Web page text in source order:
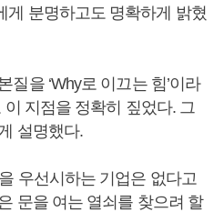
게 분명하고도 명확하게 밝혔
질을 ‘Why로 이끄는 힘’이라
지점을 정확히 짚었다. 그
설명했다.
우선시하는 기업은 없다고
문을 여는 열쇠를 찾으려 할